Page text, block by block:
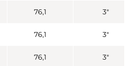
76,1 3"
76,1 3"
76,1 3"